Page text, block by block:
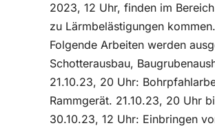
2023, 12 Uhr, finden im
zu Lärmbelästigungen
Folgende Arbeiten werden
Schotterausbau,
21.10.23, 20 Uhr:
Rammgerät. 21.10.23, 20 Uhr
30.10.23, 12 Uhr: Einbringen